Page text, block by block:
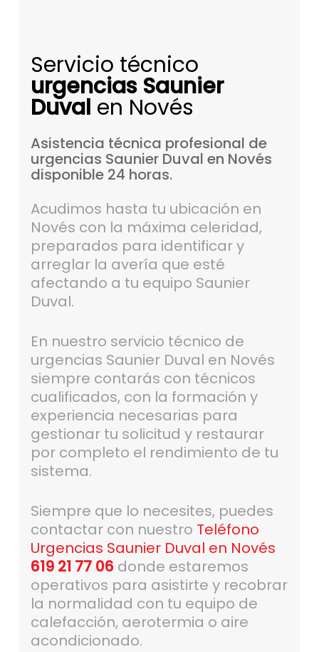
Servicio técnico
urgencias Saunier
Duval en Novés
Asistencia técnica profesional de
urgencias Saunier Duval en Novés
disponible 24 horas.
Acudimos hasta tu ubicación en
Novés con la máxima celeridad,
preparados para identificar y
arreglar la avería que esté
afectando a tu equipo Saunier
Duval.
En nuestro servicio técnico de
urgencias Saunier Duval en Novés
siempre contarás con técnicos
cualificados, con la formación y
experiencia necesarias para
gestionar tu solicitud y restaurar
por completo el rendimiento de tu
sistema.
Siempre que lo necesites, puedes
contactar con nuestro Teléfono
Urgencias Saunier Duval en Novés
619 21 77 06 donde estaremos
operativos para asistirte y recobrar
la normalidad con tu equipo de
calefacción, aerotermia o aire
acondicionado.